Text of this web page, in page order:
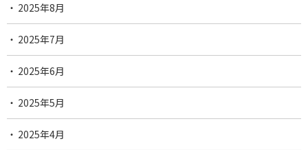
2025年8月
2025年7月
2025年6月
2025年5月
2025年4月